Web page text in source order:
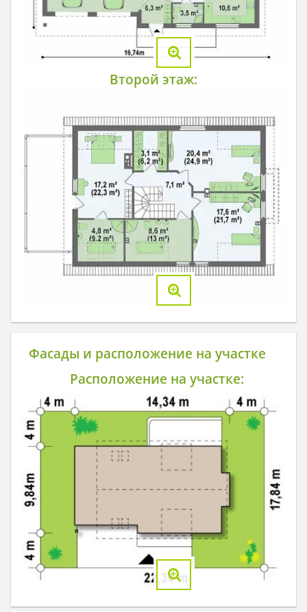
Второй этаж:
Фасады и расположение на участке
Расположение на участке: